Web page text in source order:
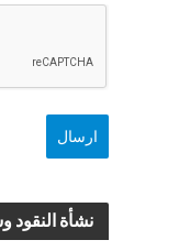
نشأة النقود